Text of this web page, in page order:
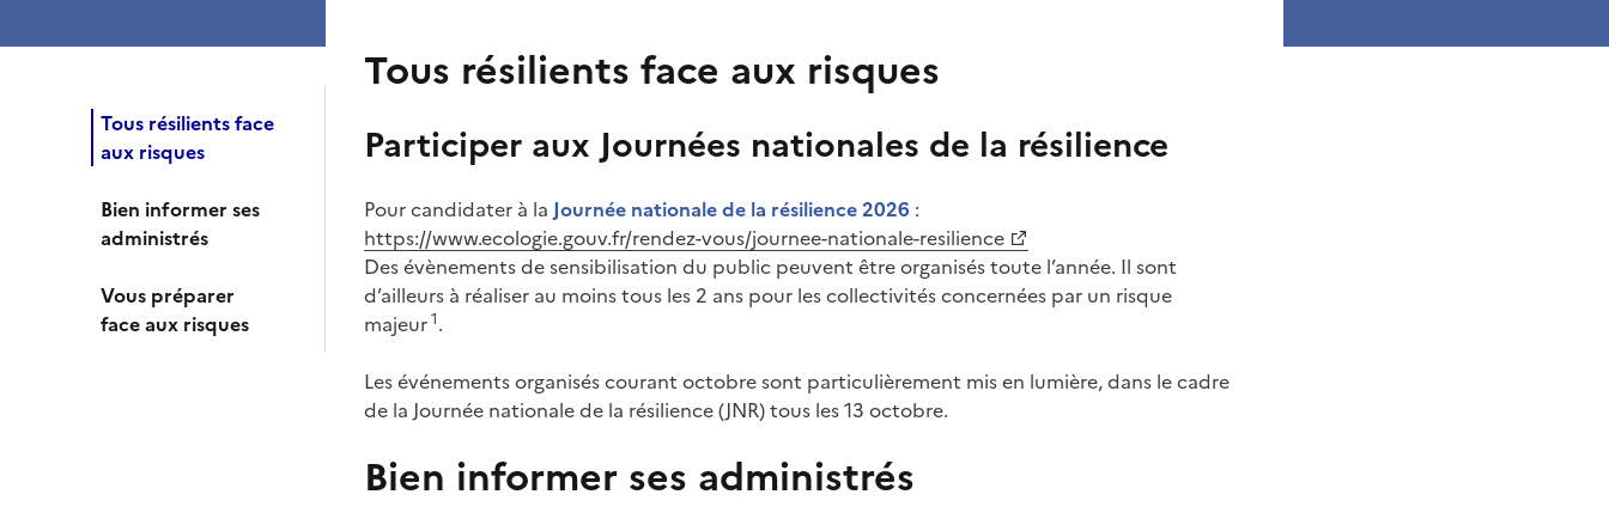
Tous résilients face
aux risques
Bien informer ses
administrés
Vous préparer
face aux risques
Tous résilients face aux risques
Participer aux Journées nationales de la résilience
Pour candidater à la Journée nationale de la résilience 2026 :
https://www.ecologie.gouv.fr/rendez-vous/journee-nationale-resilience
Des évènements de sensibilisation du public peuvent être organisés toute l’année. Il sont
d’ailleurs à réaliser au moins tous les 2 ans pour les collectivités concernées par un risque
majeur1.
Les événements organisés courant octobre sont particulièrement mis en lumière, dans le cadre
de la Journée nationale de la résilience (JNR) tous les 13 octobre.
Bien informer ses administrés